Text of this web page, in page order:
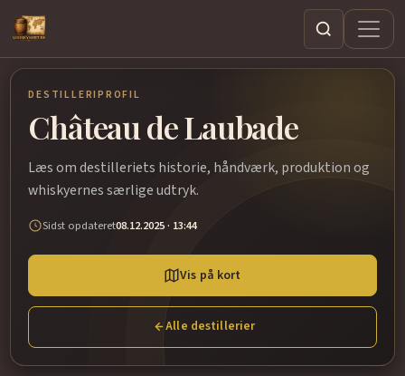
Søg
DESTILLERIPROFIL
Château de Laubade
Læs om destilleriets historie, håndværk, produktion og
whiskyernes særlige udtryk.
Sidst opdateret08.12.2025 · 13:44
Vis på kort
Alle destillerier